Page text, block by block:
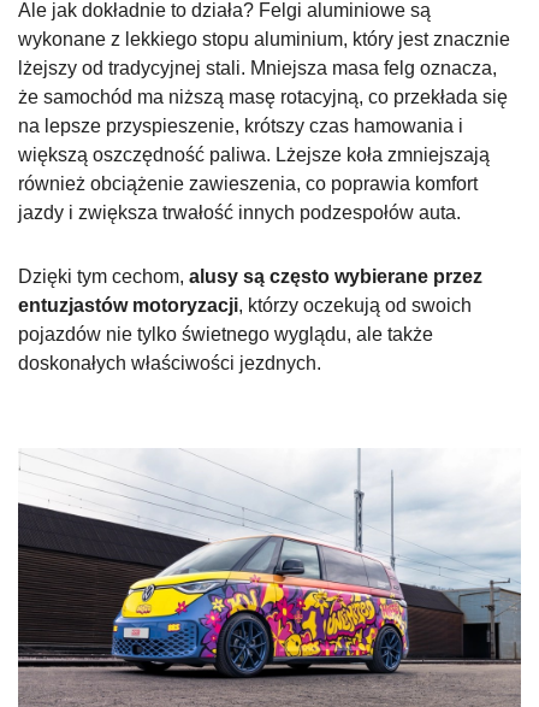
Ale jak dokładnie to działa? Felgi aluminiowe są
wykonane z lekkiego stopu aluminium, który jest znacznie
lżejszy od tradycyjnej stali. Mniejsza masa felg oznacza,
że samochód ma niższą masę rotacyjną, co przekłada się
na lepsze przyspieszenie, krótszy czas hamowania i
większą oszczędność paliwa. Lżejsze koła zmniejszają
również obciążenie zawieszenia, co poprawia komfort
jazdy i zwiększa trwałość innych podzespołów auta.
Dzięki tym cechom, alusy są często wybierane przez
entuzjastów motoryzacji, którzy oczekują od swoich
pojazdów nie tylko świetnego wyglądu, ale także
doskonałych właściwości jezdnych.